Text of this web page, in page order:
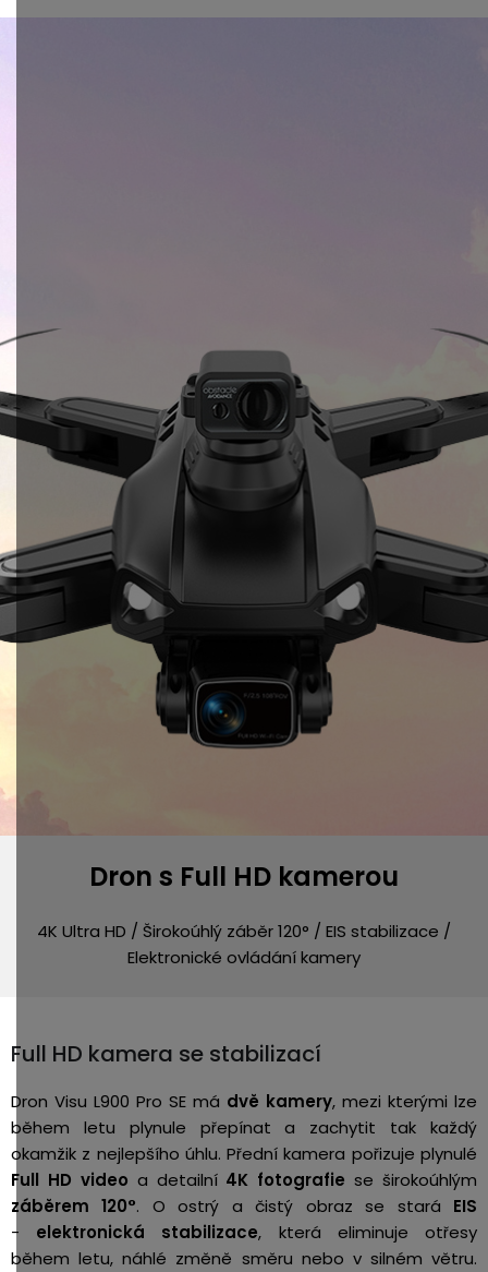
Dron s Full HD kamerou
4K Ultra HD / Širokoúhlý záběr 120° / EIS stabilizace /
Elektronické ovládání kamery
Full HD kamera se stabilizací
Dron Visu L900 Pro SE má dvě kamery, mezi kterými lze
během letu plynule přepínat a zachytit tak každý
okamžik z nejlepšího úhlu.Přední kamera pořizuje plynulé
Full HD video a detailní 4K fotografie se širokoúhlým
záběrem 120°. O ostrý a čistý obraz se stará EIS
- elektronická stabilizace, která eliminuje otřesy
během letu, náhlé změně směru nebo v silném větru.